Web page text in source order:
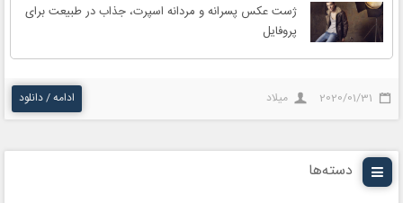
ژست عکس پسرانه و مردانه اسپرت، جذاب در طبیعت برای
پروفایل
2020/01/31 میلاد ادامه / دانلود
دسته‌ها